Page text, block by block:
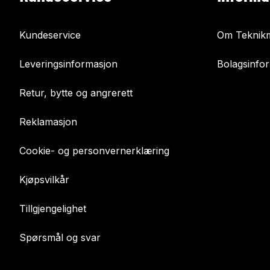
Kundeservice
Leveringsinformasjon
Retur, bytte og angrerett
Reklamasjon
Cookie- og personvernerklæring
Kjøpsvilkår
Tillgjengelighet
Spørsmål og svar
Om